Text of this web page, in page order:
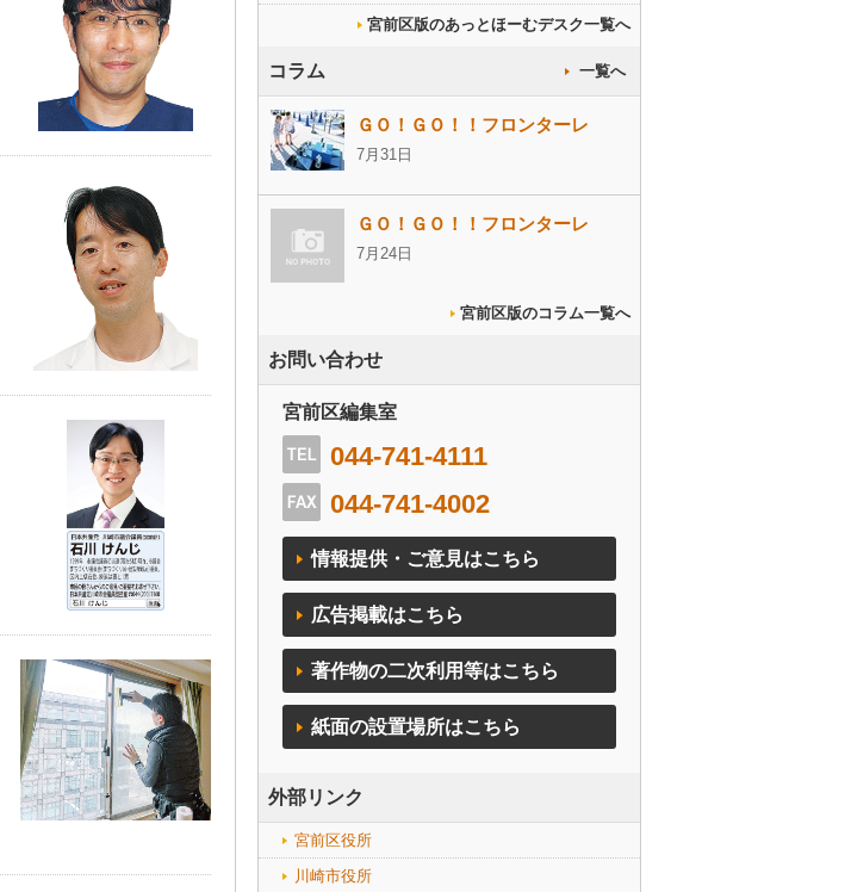
宮前区版のあっとほーむデスク一覧へ
コラム 一覧へ
ＧＯ！ＧＯ！！フロンターレ
7月31日
ＧＯ！ＧＯ！！フロンターレ
7月24日
宮前区版のコラム一覧へ
お問い合わせ
宮前区編集室
044-741-4111
044-741-4002
情報提供・ご意見はこちら
広告掲載はこちら
著作物の二次利用等はこちら
紙面の設置場所はこちら
外部リンク
宮前区役所
川崎市役所